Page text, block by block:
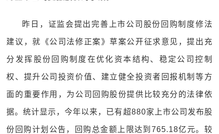
昨日，证监会提出完善上市公司股份回购制度修法
建议，就《公司法修正案》草案公开征求意见，提出充
分发挥股份回购制度在优化资本结构、稳定公司控制
权、提升公司投资价值、建立健全投资者回报机制等方
面的重要作用，为公司回购股份提供比较充分的法律依
据。统计显示，今年以来，已有超880家上市公司发布股
份回购计划公告，回购总金额上限达到765.18亿元。较